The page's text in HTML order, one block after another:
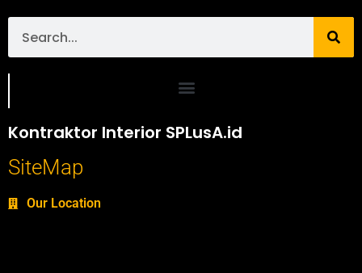
Kontraktor Interior SPLusA.id
SiteMap
Our Location